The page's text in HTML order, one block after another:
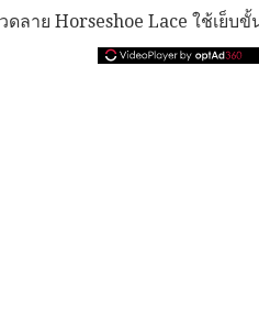
ดลาย Horseshoe Lace ใช้เย็